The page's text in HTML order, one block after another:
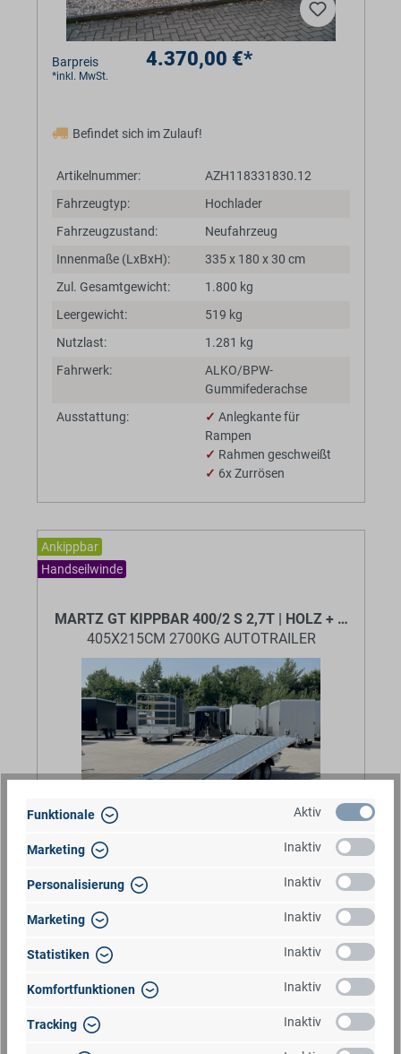
Barpreis 4.370,00 €*
*inkl. MwSt.
Befindet sich im Zulauf!
Artikelnummer:
AZH118331830.12
Fahrzeugtyp:
Hochlader
Fahrzeugzustand:
Neufahrzeug
Innenmaße (LxBxH):
335 x 180 x 30 cm
Zul. Gesamtgewicht:
1.800 kg
Leergewicht:
519 kg
Nutzlast:
1.281 kg
Fahrwerk:
ALKO/BPW-
Gummifederachse
Ausstattung:
✓ Anlegkante für
Rampen
✓ Rahmen geschweißt
✓ 6x Zurrösen
Ankippbar
Handseilwinde
MARTZ GT KIPPBAR 400/2 S 2,7T | HOLZ +
405X215CM 2700KG AUTOTRAILER
Barpreis
Sofort am Lager!
Fahrzeugzustand:
Funktionale Aktiv
Marketing Inaktiv
Personalisierung Inaktiv
Marketing Inaktiv
Statistiken Inaktiv
Komfortfunktionen Inaktiv
Tracking Inaktiv